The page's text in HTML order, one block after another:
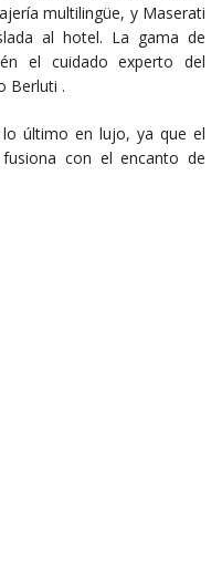
multilingüe, y Maserati
al hotel. La gama de
el cuidado experto del
Berluti .
lo último en lujo, ya que el
con el encanto de